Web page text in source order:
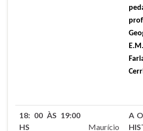
18: 00 ÀS 19:00
HS
Maurício
A